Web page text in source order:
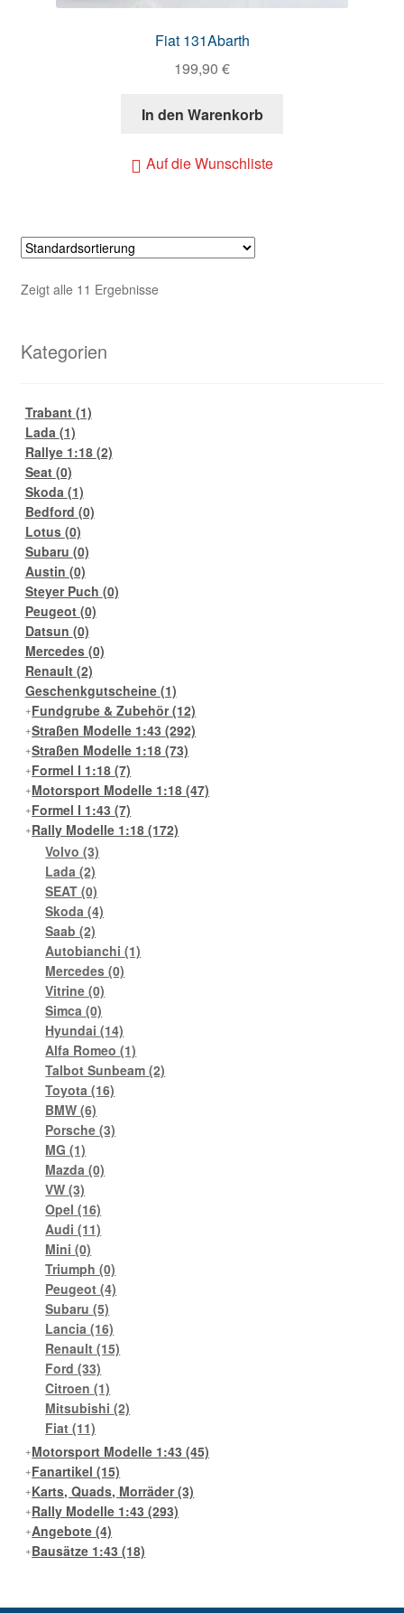
Fiat 131Abarth
199,90 €
In den Warenkorb
Auf die Wunschliste
Zeigt alle 11 Ergebnisse
Kategorien
Trabant (1)
Lada (1)
Rallye 1:18 (2)
Seat (0)
Skoda (1)
Bedford (0)
Lotus (0)
Subaru (0)
Austin (0)
Steyer Puch (0)
Peugeot (0)
Datsun (0)
Mercedes (0)
Renault (2)
Geschenkgutscheine (1)
Fundgrube & Zubehör(12)
Straßen Modelle 1:43(292)
Straßen Modelle 1:18(73)
Formel I 1:18(7)
Motorsport Modelle 1:18(47)
Formel I 1:43(7)
Rally Modelle 1:18(172)
Volvo(3)
Lada(2)
SEAT(0)
Skoda(4)
Saab(2)
Autobianchi(1)
Mercedes(0)
Vitrine(0)
Simca(0)
Hyundai(14)
Alfa Romeo(1)
Talbot Sunbeam(2)
Toyota(16)
BMW(6)
Porsche(3)
MG(1)
Mazda(0)
VW(3)
Opel(16)
Audi(11)
Mini(0)
Triumph(0)
Peugeot(4)
Subaru(5)
Lancia(16)
Renault(15)
Ford(33)
Citroen(1)
Mitsubishi(2)
Fiat(11)
Motorsport Modelle 1:43(45)
Fanartikel(15)
Karts, Quads, Morräder(3)
Rally Modelle 1:43(293)
Angebote(4)
Bausätze 1:43(18)